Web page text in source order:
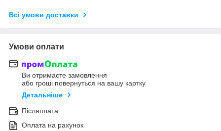
Всі умови доставки
Умови оплати
Ви отримаєте замовлення
або гроші повернуться на вашу картку
Детальніше
Післяплата
Оплата на рахунок